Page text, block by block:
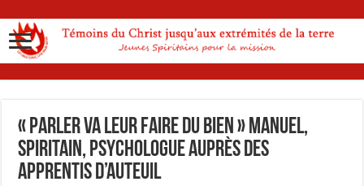
« Parler va leur faire du bien » Manuel,
spiritain, psychologue auprès des
Apprentis d’Auteuil